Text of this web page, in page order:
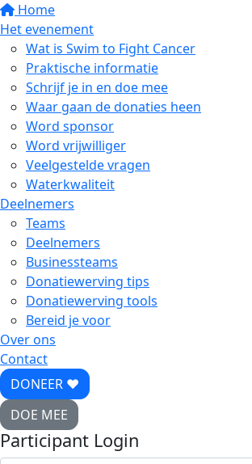
Home
Het evenement
Wat is Swim to Fight Cancer
Praktische informatie
Schrijf je in en doe mee
Waar gaan de donaties heen
Word sponsor
Word vrijwilliger
Veelgestelde vragen
Waterkwaliteit
Deelnemers
Teams
Deelnemers
Businessteams
Donatiewerving tips
Donatiewerving tools
Bereid je voor
Over ons
Contact
DONEER ♥
DOE MEE
Participant Login